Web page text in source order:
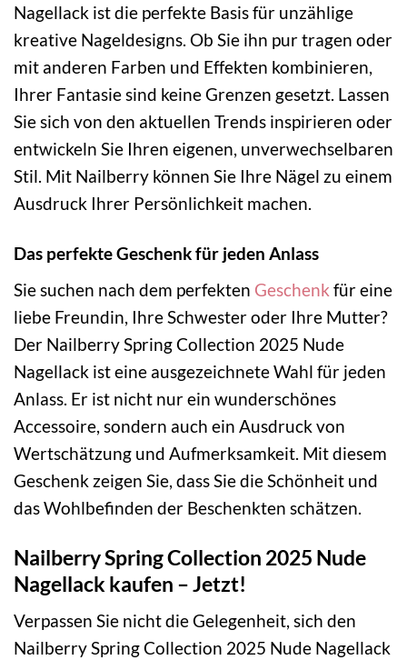
Nagellack ist die perfekte Basis für unzählige
kreative Nageldesigns. Ob Sie ihn pur tragen oder
mit anderen Farben und Effekten kombinieren,
Ihrer Fantasie sind keine Grenzen gesetzt. Lassen
Sie sich von den aktuellen Trends inspirieren oder
entwickeln Sie Ihren eigenen, unverwechselbaren
Stil. Mit Nailberry können Sie Ihre Nägel zu einem
Ausdruck Ihrer Persönlichkeit machen.
Das perfekte Geschenk für jeden Anlass
Sie suchen nach dem perfekten Geschenk für eine
liebe Freundin, Ihre Schwester oder Ihre Mutter?
Der Nailberry Spring Collection 2025 Nude
Nagellack ist eine ausgezeichnete Wahl für jeden
Anlass. Er ist nicht nur ein wunderschönes
Accessoire, sondern auch ein Ausdruck von
Wertschätzung und Aufmerksamkeit. Mit diesem
Geschenk zeigen Sie, dass Sie die Schönheit und
das Wohlbefinden der Beschenkten schätzen.
Nailberry Spring Collection 2025 Nude
Nagellack kaufen – Jetzt!
Verpassen Sie nicht die Gelegenheit, sich den
Nailberry Spring Collection 2025 Nude Nagellack